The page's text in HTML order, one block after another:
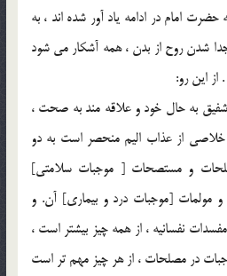
امام در ادامه ياد آور شده اند ، به
شدن روح از بدن ، همه آشکار مي شود
اين رو:
به حال خود و علاقه مند به صحت ،
خلاصي از عذاب اليم منحصر است به دو
و مستصحات [ موجبات سلامتي]
و مولمات [موجبات درد و بيماري] آن. و
نفسانيه ، از همه چيز بيشتر است ،
در مصلحات ، از هر چيز مهم تر است